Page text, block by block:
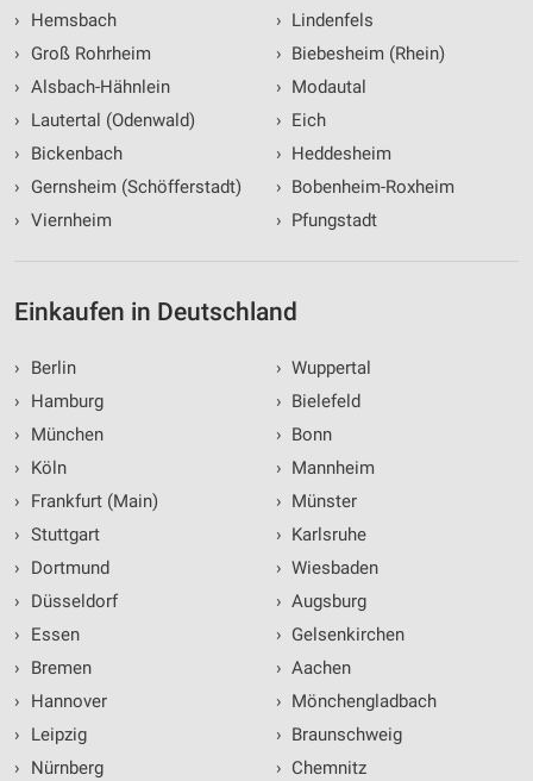
›
Hemsbach
›
Groß Rohrheim
› Alsbach-Hähnlein
›
Lautertal (Odenwald)
›
Bickenbach
›
Gernsheim (Schöfferstadt)
› Viernheim
› Lindenfels
› Biebesheim (Rhein)
› Modautal
› Eich
› Heddesheim
› Bobenheim-Roxheim
› Pfungstadt
Einkaufen in Deutschland
›
Berlin
›
Hamburg
›
München
›
Köln
›
Frankfurt (Main)
› Stuttgart
›
Dortmund
›
Düsseldorf
›
Essen
›
Bremen
›
Hannover
›
Leipzig
›
Nürnberg
› Wuppertal
› Bielefeld
› Bonn
› Mannheim
› Münster
› Karlsruhe
› Wiesbaden
› Augsburg
› Gelsenkirchen
› Aachen
› Mönchengladbach
› Braunschweig
› Chemnitz